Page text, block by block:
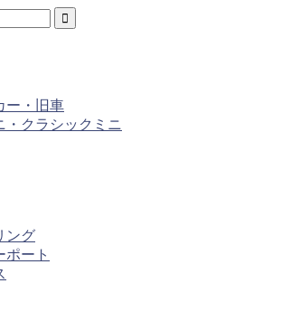
ー・旧車
・クラシックミニ
ング
ポート